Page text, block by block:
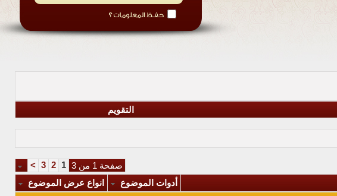
التقويم
صفحة 1 من 3 1
2
3
>
أدوات الموضوع
انواع عرض الموضوع